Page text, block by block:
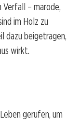
Verfall – marode,
im Holz zu
dazu beigetragen,
wirkt.
gerufen, um